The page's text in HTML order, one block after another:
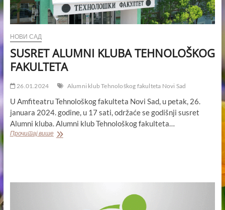
НОВИ САД
SUSRET ALUMNI KLUBA TEHNOLOŠKOG
FAKULTETA
26.01.2024 Alumni klub Tehnološkog fakulteta Novi Sad
U Amfiteatru Tehnološkog fakulteta Novi Sad, u petak, 26.
januara 2024. godine, u 17 sati, održaće se godišnji susret
Alumni kluba. Alumni klub Tehnološkog fakulteta…
Прочитај вишеSUSRET